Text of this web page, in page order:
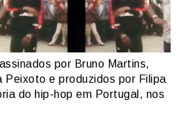
por Bruno Martins,
Peixoto e produzidos por Filipa
do hip-hop em Portugal, nos